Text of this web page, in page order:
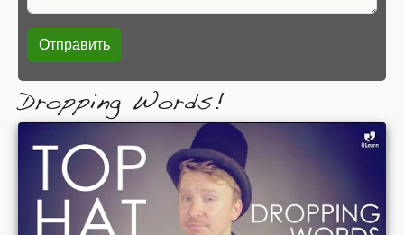
Dropping Words!